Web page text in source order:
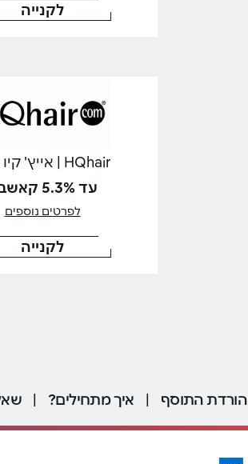
לקנייה
HQhair | אייץ' קיו הייר
עד 5.3% קאשבק
לפרטים נוספים
לקנייה
הורדת התוסף | איך מתחילים? |